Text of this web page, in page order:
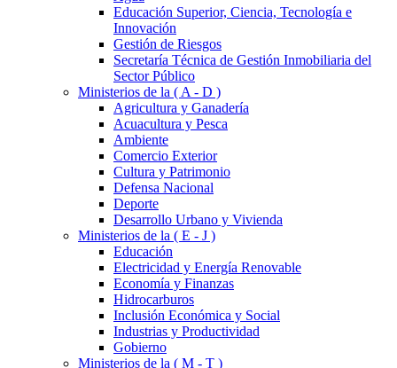
Educación Superior, Ciencia, Tecnología e
Innovación
Gestión de Riesgos
Secretaría Técnica de Gestión Inmobiliaria del
Sector Público
Ministerios de la ( A - D )
Agricultura y Ganadería
Acuacultura y Pesca
Ambiente
Comercio Exterior
Cultura y Patrimonio
Defensa Nacional
Deporte
Desarrollo Urbano y Vivienda
Ministerios de la ( E - J )
Educación
Electricidad y Energía Renovable
Economía y Finanzas
Hidrocarburos
Inclusión Económica y Social
Industrias y Productividad
Gobierno
Ministerios de la ( M - T )